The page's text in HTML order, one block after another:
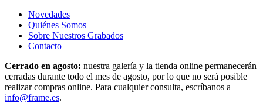
Novedades
Quiénes Somos
Sobre Nuestros Grabados
Contacto
Cerrado en agosto: nuestra galería y la tienda online permanecerán
cerradas durante todo el mes de agosto, por lo que no será posible
realizar compras online. Para cualquier consulta, escríbanos a
info@frame.es.